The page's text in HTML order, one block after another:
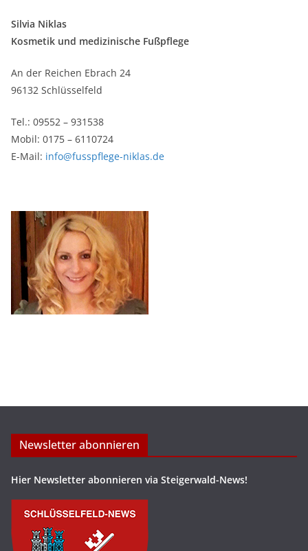
Silvia Niklas
Kosmetik und medizinische Fußpflege
An der Reichen Ebrach 24
96132 Schlüsselfeld
Tel.: 09552 – 931538
Mobil: 0175 – 6110724
E-Mail: info@fusspflege-niklas.de
Newsletter abonnieren
Hier Newsletter abonnieren via Steigerwald-News!